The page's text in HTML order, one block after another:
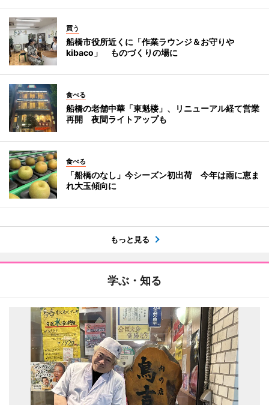
買う
船橋市役所近くに「作業ラウンジ＆お守りや
kibaco」 ものづくりの場に
食べる
船橋の老舗中華「東魁楼」、リニューアル経て営業
再開 夜間ライトアップも
食べる
「船橋のなし」今シーズン初出荷 今年は雨に恵ま
れ大玉傾向に
もっと見る
学ぶ・知る